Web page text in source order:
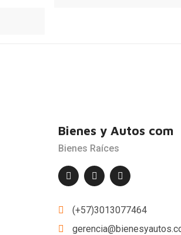
Bienes y Autos com
Bienes Raíces
(+57)3013077464